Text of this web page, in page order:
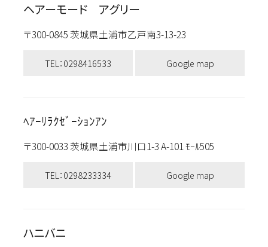
ヘアーモード アグリー
〒300-0845 茨城県土浦市乙戸南3-13-23
TEL：0298416533 Google map
ﾍｱｰﾘﾗｸｾﾞｰｼｮﾝｱﾝ
〒300-0033 茨城県土浦市川口1-3 A-101 ﾓｰﾙ505
TEL：0298233334 Google map
ハニバニ